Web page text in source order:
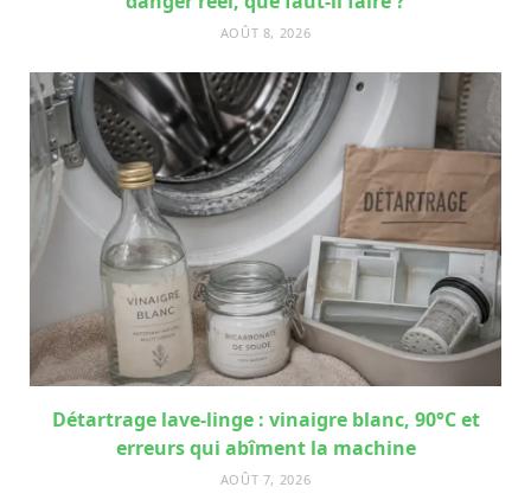
AOÛT 8, 2026
Détartrage lave-linge : vinaigre blanc, 90°C et
erreurs qui abîment la machine
AOÛT 7, 2026